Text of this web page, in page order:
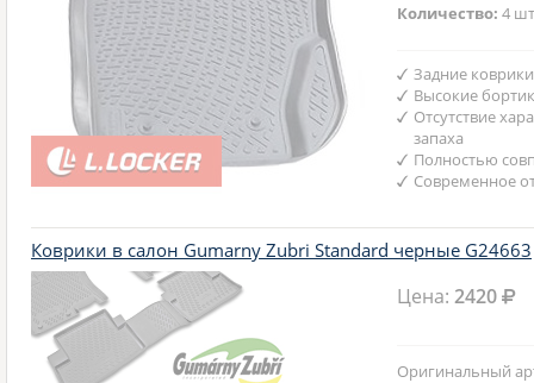
Количество:4
Задние
Высокие
Отсутствие
запаха
Полностью
Современное
Коврики в салон Gumarny Zubri Standard черные G24663
Цена:2420
Оригинальный